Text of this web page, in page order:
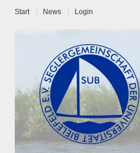
Start News Login